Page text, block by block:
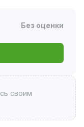
Без оценки
своим